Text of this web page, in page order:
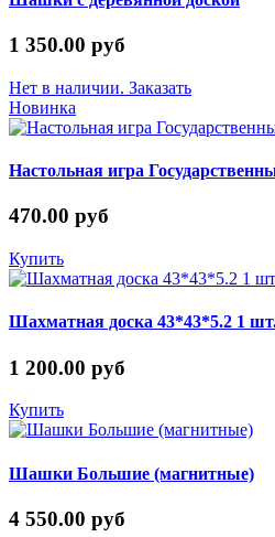
1 350.00 руб
Нет в наличии. Заказать
Новинка
Настольная игра
470.00 руб
Купить
Шахматная доска 43*43*5.2 1
1 200.00 руб
Купить
Шашки Большие (магнитные)
4 550.00 руб